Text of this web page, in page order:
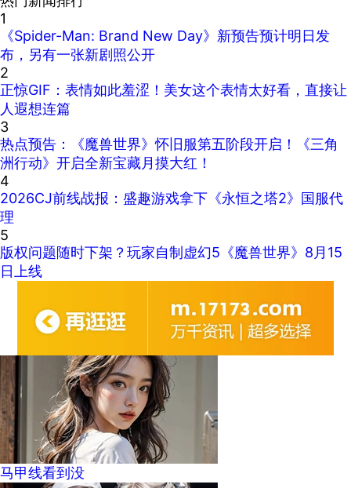
1
《Spider-Man: Brand New Day》新预告预计明日发
布，另有一张新剧照公开
2
正惊GIF：表情如此羞涩！美女这个表情太好看，直接让
人遐想连篇
3
热点预告：《魔兽世界》怀旧服第五阶段开启！《三角
洲行动》开启全新宝藏月摸大红！
4
2026CJ前线战报：盛趣游戏拿下《永恒之塔2》国服代
理
5
版权问题随时下架？玩家自制虚幻5《魔兽世界》8月15
日上线
马甲线看到没